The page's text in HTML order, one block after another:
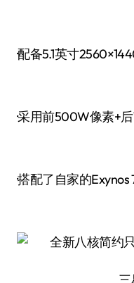
·配备5.1英寸
·采用前500W像素+
·搭配了自家的